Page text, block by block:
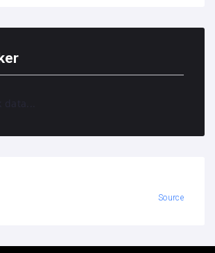
Source